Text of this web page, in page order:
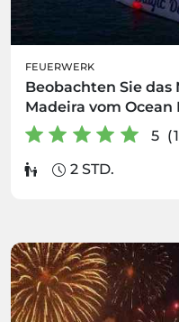
FEUERWERK
Beobachten Sie
Madeira vom Ocean
5
2 STD.